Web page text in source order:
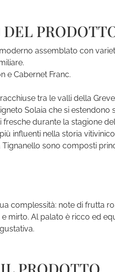
assemblato con
e Cabernet Franc.
tra le valli della
Solaia che si
durante la stagione
influenti nella storia
sono composti
complessità: note di frutta
mirto. Al palato è ricco ed